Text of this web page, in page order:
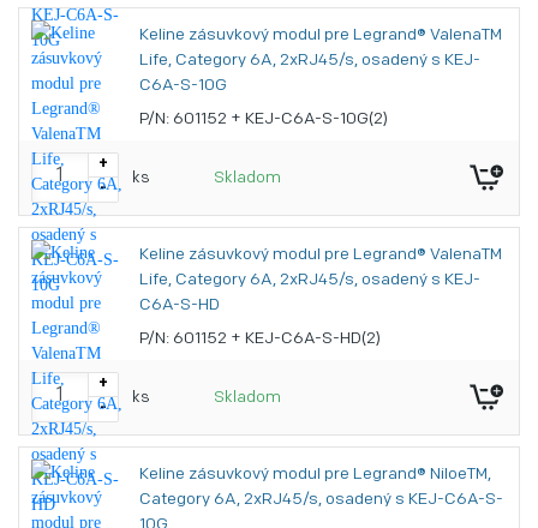
Keline zásuvkový modul pre Legrand® ValenaTM
Life, Category 6A, 2xRJ45/s, osadený s KEJ-
C6A-S-10G
P/N: 601152 + KEJ-C6A-S-10G(2)
+
-
ks Skladom
Keline zásuvkový modul pre Legrand® ValenaTM
Life, Category 6A, 2xRJ45/s, osadený s KEJ-
C6A-S-HD
P/N: 601152 + KEJ-C6A-S-HD(2)
+
-
ks Skladom
Keline zásuvkový modul pre Legrand® NiloeTM,
Category 6A, 2xRJ45/s, osadený s KEJ-C6A-S-